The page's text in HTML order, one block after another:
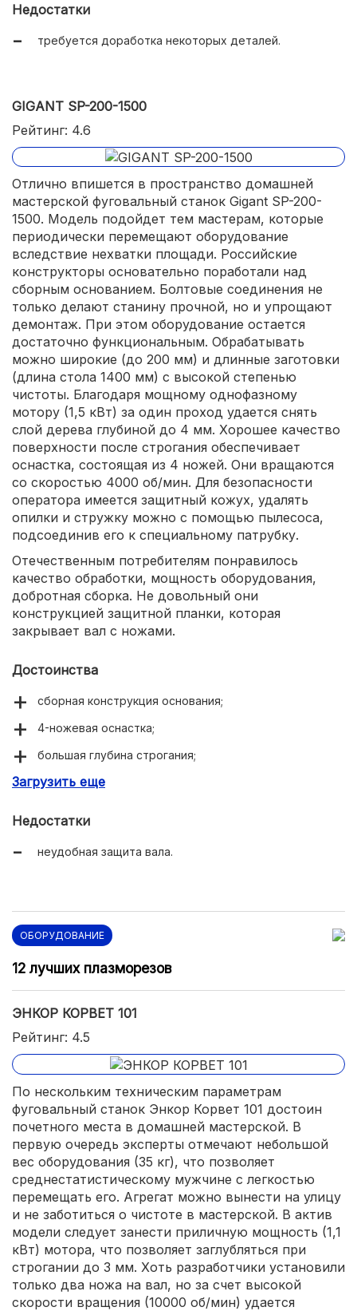
Недостатки
требуется доработка некоторых деталей.
GIGANT SP-200-1500
Рейтинг: 4.6
Отлично впишется в пространство домашней
мастерской фуговальный станок Gigant SP-200-
1500. Модель подойдет тем мастерам, которые
периодически перемещают оборудование
вследствие нехватки площади. Российские
конструкторы основательно поработали над
сборным основанием. Болтовые соединения не
только делают станину прочной, но и упрощают
демонтаж. При этом оборудование остается
достаточно функциональным. Обрабатывать
можно широкие (до 200 мм) и длинные заготовки
(длина стола 1400 мм) с высокой степенью
чистоты. Благодаря мощному однофазному
мотору (1,5 кВт) за один проход удается снять
слой дерева глубиной до 4 мм. Хорошее качество
поверхности после строгания обеспечивает
оснастка, состоящая из 4 ножей. Они вращаются
со скоростью 4000 об/мин. Для безопасности
оператора имеется защитный кожух, удалять
опилки и стружку можно с помощью пылесоса,
подсоединив его к специальному патрубку.
Отечественным потребителям понравилось
качество обработки, мощность оборудования,
добротная сборка. Не довольный они
конструкцией защитной планки, которая
закрывает вал с ножами.
Достоинства
сборная конструкция основания;
4-ножевая оснастка;
большая глубина строгания;
аккуратная сборка.
Загрузить еще
Недостатки
неудобная защита вала.
ОБОРУДОВАНИЕ
12 лучших плазморезов
ЭНКОР КОРВЕТ 101
Рейтинг: 4.5
По нескольким техническим параметрам
фуговальный станок Энкор Корвет 101 достоин
почетного места в домашней мастерской. В
первую очередь эксперты отмечают небольшой
вес оборудования (35 кг), что позволяет
среднестатистическому мужчине с легкостью
перемещать его. Агрегат можно вынести на улицу
и не заботиться о чистоте в мастерской. В актив
модели следует занести приличную мощность (1,1
кВт) мотора, что позволяет заглубляться при
строгании до 3 мм. Хоть разработчики установили
только два ножа на вал, но за счет высокой
скорости вращения (10000 об/мин) удается